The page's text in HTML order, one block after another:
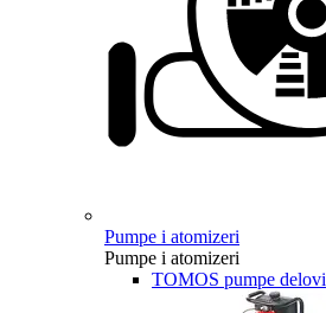
Pumpe i atomizeri
Pumpe i atomizeri
TOMOS pumpe delovi